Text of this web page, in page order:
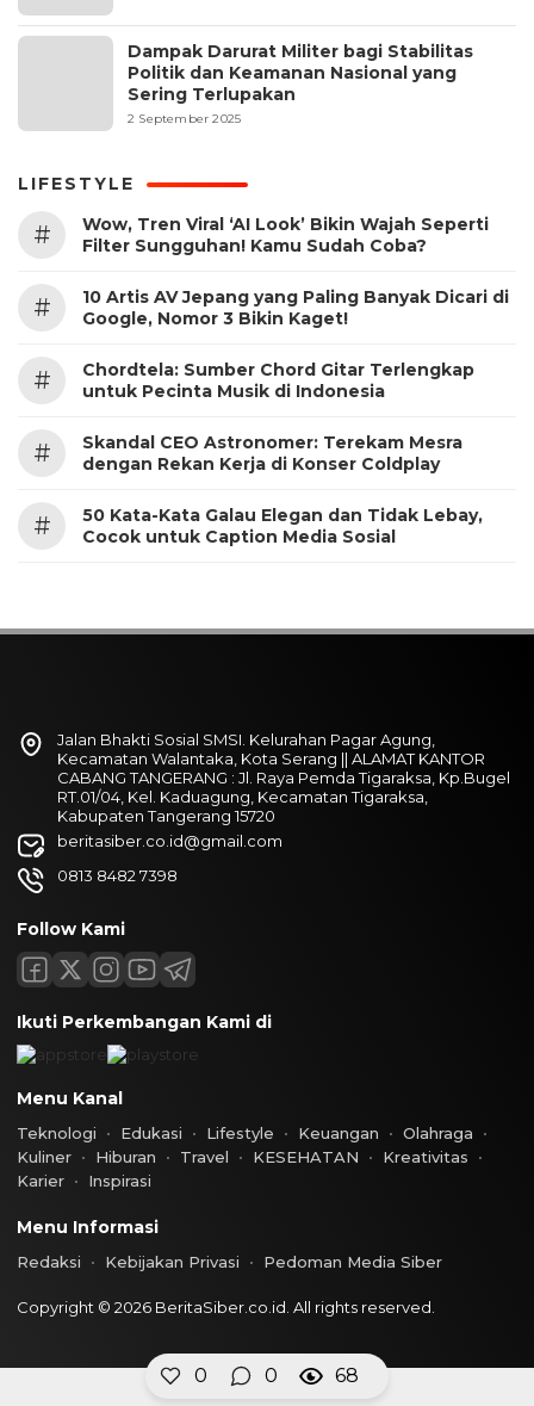
0 0 68
Dampak Darurat Militer bagi Stabilitas
Politik dan Keamanan Nasional yang
Sering Terlupakan
2 September 2025
LIFESTYLE
#
Wow, Tren Viral ‘AI Look’ Bikin Wajah Seperti
Filter Sungguhan! Kamu Sudah Coba?
#
10 Artis AV Jepang yang Paling Banyak Dicari di
Google, Nomor 3 Bikin Kaget!
#
Chordtela: Sumber Chord Gitar Terlengkap
untuk Pecinta Musik di Indonesia
#
Skandal CEO Astronomer: Terekam Mesra
dengan Rekan Kerja di Konser Coldplay
#
50 Kata-Kata Galau Elegan dan Tidak Lebay,
Cocok untuk Caption Media Sosial
Jalan Bhakti Sosial SMSI. Kelurahan Pagar Agung,
Kecamatan Walantaka, Kota Serang || ALAMAT KANTOR
CABANG TANGERANG : Jl. Raya Pemda Tigaraksa, Kp.Bugel
RT.01/04, Kel. Kaduagung, Kecamatan Tigaraksa,
Kabupaten Tangerang 15720
beritasiber.co.id@gmail.com
0813 8482 7398
Follow Kami
Ikuti Perkembangan Kami di
Menu Kanal
Teknologi Edukasi Lifestyle Keuangan
Olahraga
Kuliner
Hiburan Travel KESEHATAN
Kreativitas
Karier
Inspirasi
Menu Informasi
Redaksi Kebijakan Privasi Pedoman Media Siber
Copyright © 2026 BeritaSiber.co.id. All rights reserved.